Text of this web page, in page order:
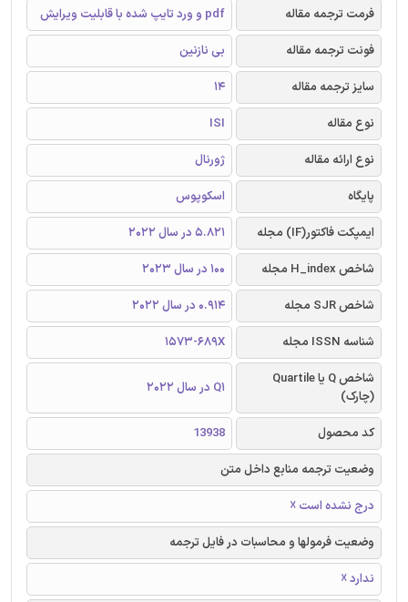
فرمت ترجمه مقاله
pdf و ورد تایپ شده با قابلیت ویرایش
فونت ترجمه مقاله
بی نازنین
سایز ترجمه مقاله
14
نوع مقاله
ISI
نوع ارائه مقاله
ژورنال
پایگاه
اسکوپوس
ایمپکت فاکتور(IF) مجله
5.821 در سال 2022
شاخص H_index مجله
100 در سال 2023
شاخص SJR مجله
0.914 در سال 2022
شناسه ISSN مجله
1573-689X
شاخص Q یا Quartile
(چارک)
Q1 در سال 2022
کد محصول
13938
وضعیت ترجمه منابع داخل متن
درج نشده است ☓
وضعیت فرمولها و محاسبات در فایل ترجمه
ندارد ☓